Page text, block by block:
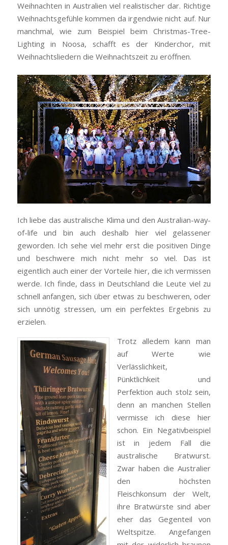
Weihnachten in Australien viel realistischer dar. Richtige
Weihnachtsgefühle kommen da irgendwie nicht auf. Nur
manchmal, wie zum Beispiel beim Christmas-Tree-
Lighting in Noosa, schafft es der Kinderchor, mit
Weihnachtsliedern die Weihnachtszeit zu eröffnen.
Ich liebe das australische Klima und denAustralian-way-
of-life und bin auch deshalb hier viel gelassener
geworden. Ich sehe viel mehr erst die positiven Dinge
und beschwere mich nicht mehr so viel. Das ist
eigentlich auch einer der Vorteile hier, die ich vermissen
werde. Ich finde, dass in Deutschland die Leute viel zu
schnell anfangen, sich über etwas zu beschweren, oder
sich unnötig stressen, um ein perfektes Ergebnis zu
erzielen.
Trotz alledem kann man
auf Werte wie
Verlässlichkeit,
Pünktlichkeit und
Perfektion auch stolz sein,
denn an manchen Stellen
vermisse ich diese hier
schon. Ein Negativbeispiel
ist in jedem Fall die
australische Bratwurst.
Zwar haben die Australier
den höchsten
Fleischkonsum der Welt,
ihre Bratwürste sind aber
eher das Gegenteil von
Weltspitze. Angefangen